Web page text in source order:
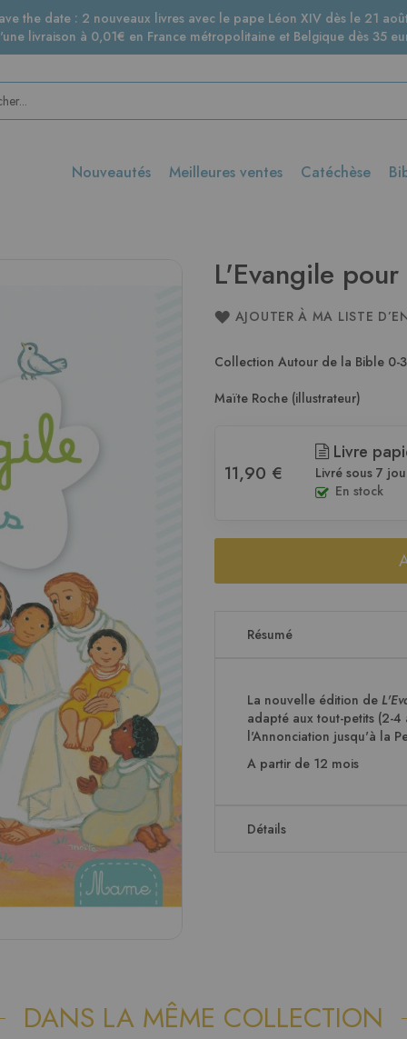
the date : 2 nouveaux livres avec le pape Léon XIV dès le 21
livraison à 0,01€ en France métropolitaine et Belgique dès 35
Nouveautés Meilleures ventes Catéchèse
L'Evangile
AJOUTER À MA LISTE
Collection Autour de la Bible 0-
Maïte Roche (illustrateur)
11,90 €
Livre
Livré sous 7
En stock
Résumé
La nouvelle édition de
adapté aux tout-petits (2-
l'Annonciation jusqu'à la
A partir de 12 mois
Détails
DANS LA MÊME COLLECTION